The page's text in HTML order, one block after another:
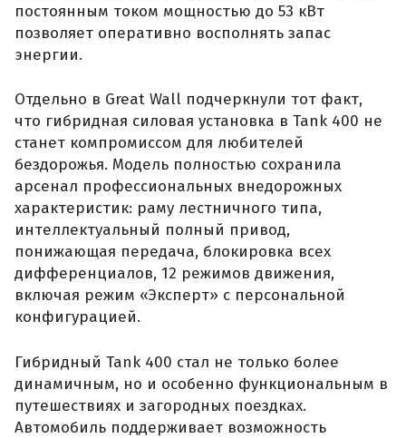
постоянным током мощностью до 53 кВт
позволяет оперативно восполнять запас
энергии.
Отдельно в Great Wall подчеркнули тот факт,
что гибридная силовая установка в Tank 400 не
станет компромиссом для любителей
бездорожья. Модель полностью сохранила
арсенал профессиональных внедорожных
характеристик: раму лестничного типа,
интеллектуальный полный привод,
понижающая передача, блокировка всех
дифференциалов, 12 режимов движения,
включая режим «Эксперт» с персональной
конфигурацией.
Гибридный Tank 400 стал не только более
динамичным, но и особенно функциональным в
путешествиях и загородных поездках.
Автомобиль поддерживает возможность